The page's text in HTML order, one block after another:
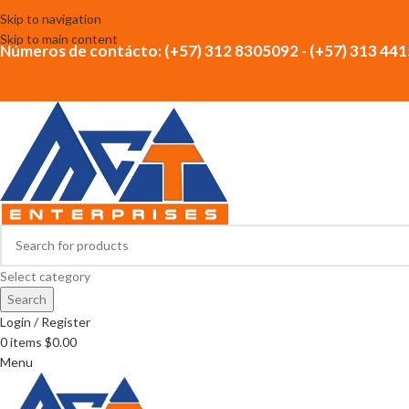
Skip to navigation
Skip to main content
Números de contácto: (+57) 312 8305092 - (+57) 313
Select category
Search
Login / Register
0items $0.00
Menu